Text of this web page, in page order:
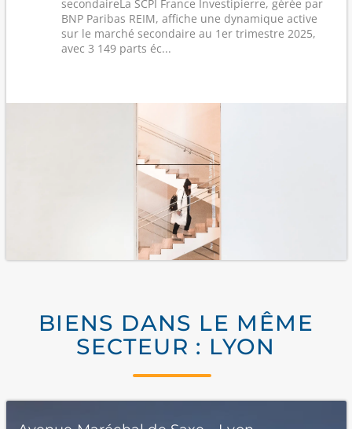
secondaireLa SCPI France Investipierre, gérée par
BNP Paribas REIM, affiche une dynamique active
sur le marché secondaire au 1er trimestre 2025,
avec 3 149 parts éc...
BIENS DANS LE MÊME
SECTEUR : LYON